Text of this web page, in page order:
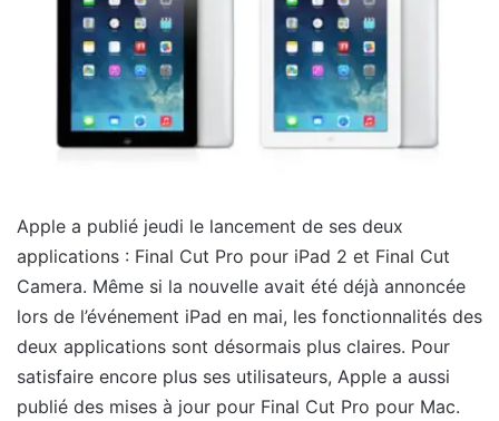
Apple a publié jeudi le lancement de ses deux
applications : Final Cut Pro pour iPad 2 et Final Cut
Camera. Même si la nouvelle avait été déjà annoncée
lors de l’événement iPad en mai, les fonctionnalités des
deux applications sont désormais plus claires. Pour
satisfaire encore plus ses utilisateurs, Apple a aussi
publié des mises à jour pour Final Cut Pro pour Mac.